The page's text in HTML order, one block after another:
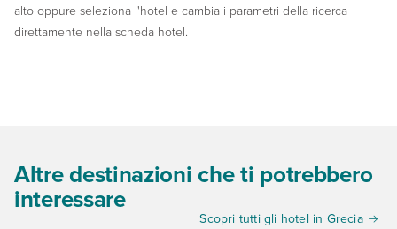
alto oppure seleziona l'hotel e cambia i parametri della ricerca
direttamente nella scheda hotel.
Altre destinazioni che ti potrebbero
interessare
Scopri tutti gli hotel in Grecia